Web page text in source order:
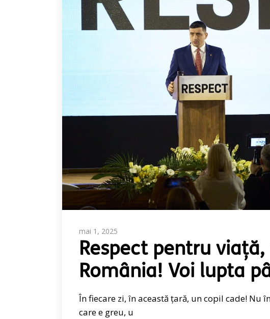
mai 1, 2025
Respect pentru
România! Voi lupta
În fiecare zi, în această țară, un copil cade! Nu
care e greu, u